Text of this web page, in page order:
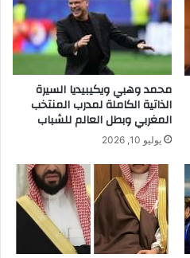
محمد وهبي ويكيبيديا السيرة
الذاتية الكاملة لمدرب المنتخب
المغربي وبطل العالم للشباب
يوليو 10, 2026